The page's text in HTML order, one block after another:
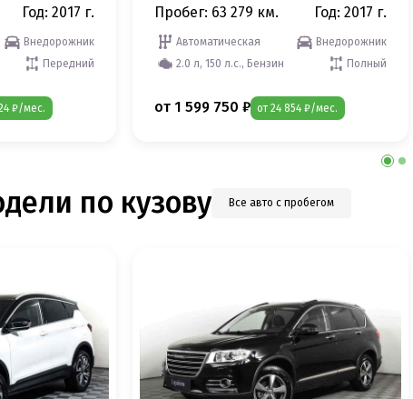
Год: 2017 г.
Внедорожник
Передний
₽/мес.
Пробег: 63 279 км. Год: 2017 г.
Автоматическая
Внедорожник
2.0 л, 150 л.с., Бензин
Полный
от 1 599 750 ₽ от 24 854 ₽/мес.
по кузову Все авто с пробегом